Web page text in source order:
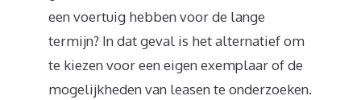
een voertuig hebben voor de lange
termijn? In dat geval is het alternatief om
te kiezen voor een eigen exemplaar of de
mogelijkheden van leasen te onderzoeken.